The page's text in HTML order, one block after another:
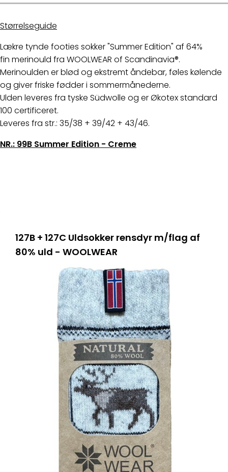
Størrelseguide
Lækre tynde footies sokker "Summer Edition" af 64%
fin merinould fra WOOLWEAR of Scandinavia®.
Merinoulden er blød og ekstremt åndebar, føles kølende
og giver friske fødder i sommermånederne.
Ulden leveres fra tyske Südwolle og er Økotex standard
100 certificeret.
Leveres fra str.: 35/38 + 39/42 + 43/46.
NR.: 99B Summer Edition - Creme
127B + 127C Uldsokker rensdyr m/flag af
80% uld - WOOLWEAR